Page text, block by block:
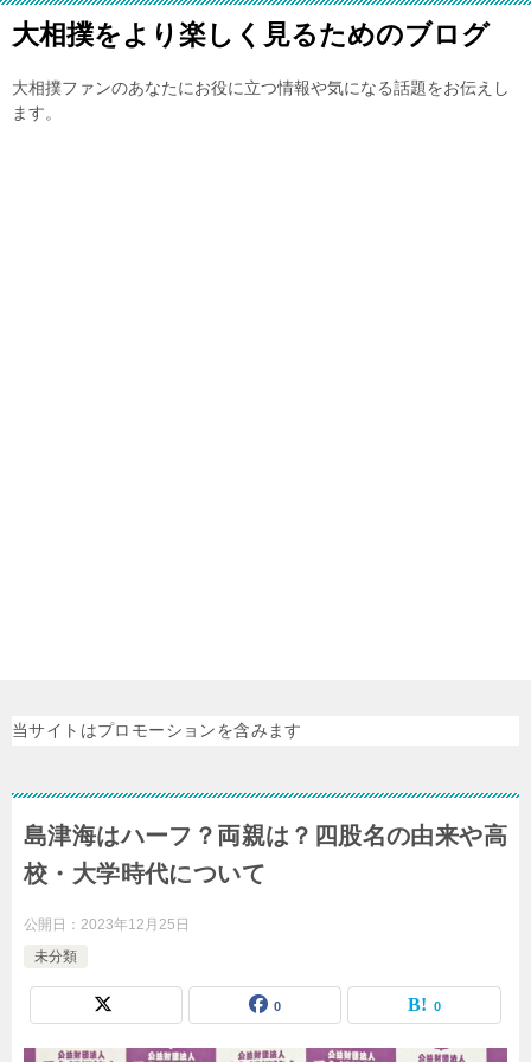
大相撲をより楽しく見るためのブログ
大相撲ファンのあなたにお役に立つ情報や気になる話題をお伝えし
ます。
当サイトはプロモーションを含みます
島津海はハーフ？両親は？四股名の由来や高
校・大学時代について
公開日： 2023年12月25日
未分類
0 0